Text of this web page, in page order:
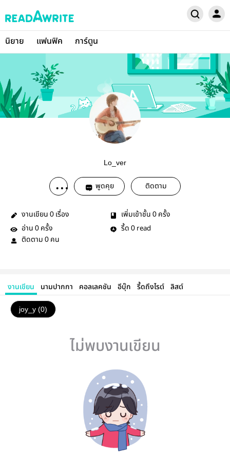
นิยาย แฟนฟิค การ์ตูน
Lo_ver
พูดคุย ติดตาม
งานเขียน 0 เรื่อง เพิ่มเข้าชั้น 0 ครั้ง
อ่าน 0 ครั้ง รี้ด 0 read
ติดตาม 0 คน
งานเขียน นามปากกา คอลเลคชัน อีบุ๊ก รี้ดถึงไรต์ ลิสต์
joy_y (0)
ไม่พบงานเขียน